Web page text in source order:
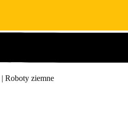
| Roboty ziemne